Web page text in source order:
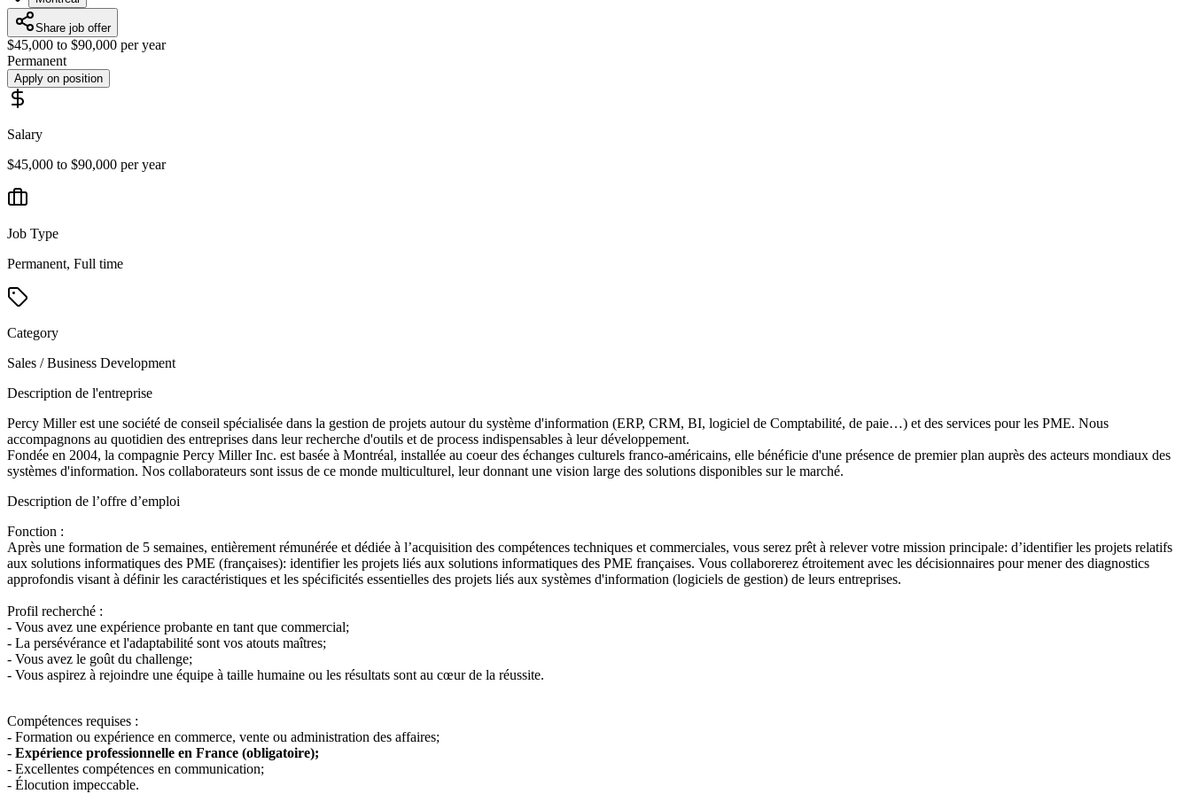
Share job offer
$45,000 to $90,000 per year
Permanent
Apply on position
Salary
$45,000 to $90,000 per year
Job Type
Permanent, Full time
Category
Sales / Business Development
Description de l'entreprise
Percy Miller est une société de conseil spécialisée dans la gestion de projets autour du système d'information (ERP, CRM, BI, logiciel de Comptabilité, de paie…) et des services pour les PME. Nous
accompagnons au quotidien des entreprises dans leur recherche d'outils et de process indispensables à leur développement.
Fondée en 2004, la compagnie Percy Miller Inc. est basée à Montréal, installée au coeur des échanges culturels franco-américains, elle bénéficie d'une présence de premier plan auprès des acteurs mondiaux des
systèmes d'information. Nos collaborateurs sont issus de ce monde multiculturel, leur donnant une vision large des solutions disponibles sur le marché.
Description de l’offre d’emploi
Fonction :
Après une formation de 5 semaines, entièrement rémunérée et dédiée à l’acquisition des compétences techniques et commerciales, vous serez prêt à relever votre mission principale: d’identifier les projets relatifs
aux solutions informatiques des PME (françaises): identifier les projets liés aux solutions informatiques des PME françaises. Vous collaborerez étroitement avec les décisionnaires pour mener des diagnostics
approfondis visant à définir les caractéristiques et les spécificités essentielles des projets liés aux systèmes d'information (logiciels de gestion) de leurs entreprises.
Profil recherché :
- Vous avez une expérience probante en tant que commercial;
- La persévérance et l'adaptabilité sont vos atouts maîtres;
- Vous avez le goût du challenge;
- Vous aspirez à rejoindre une équipe à taille humaine ou les résultats sont au cœur de la réussite.
Compétences requises :
- Formation ou expérience en commerce, vente ou administration des affaires;
- Expérience professionnelle en France (obligatoire);
- Excellentes compétences en communication;
- Élocution impeccable.